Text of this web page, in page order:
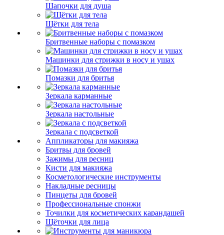
Шапочки для душа
Щётки для тела
Бритвенные наборы с помазком
Машинки для стрижки в носу и ушах
Помазки для бритья
Зеркала карманные
Зеркала настольные
Зеркала с подсветкой
Аппликаторы для макияжа
Бритвы для бровей
Зажимы для ресниц
Кисти для макияжа
Косметологические инструменты
Накладные ресницы
Пинцеты для бровей
Профессиональные спонжи
Точилки для косметических карандашей
Щёточки для лица